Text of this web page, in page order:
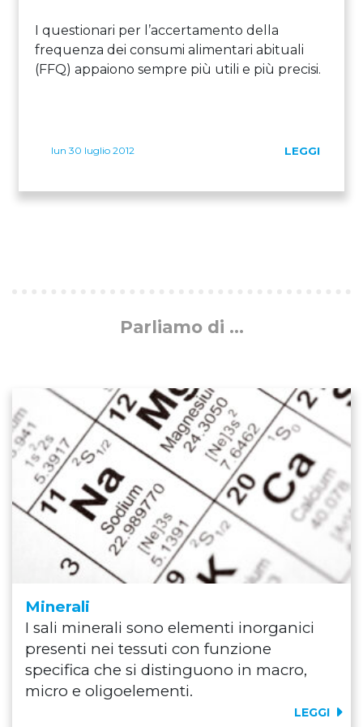
I questionari per l’accertamento della
frequenza dei consumi alimentari abituali
(FFQ) appaiono sempre più utili e più precisi.
lun 30 luglio 2012 LEGGI
Parliamo di ...
Minerali
I sali minerali sono elementi inorganici
presenti nei tessuti con funzione
specifica che si distinguono in macro,
micro e oligoelementi.
LEGGI